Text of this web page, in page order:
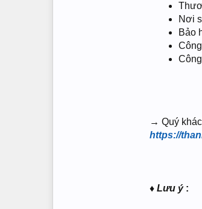
Nơi
Bảo
→ Quý
https://
♦ Lưu ý: